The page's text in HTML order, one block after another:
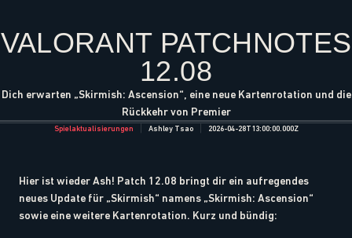
VALORANT PATCHNOTES
12.08
Dich erwarten „Skirmish: Ascension“, eine neue Kartenrotation und die
Rückkehr von Premier
Spielaktualisierungen Ashley Tsao 2026-04-28T13:00:00.000Z
Hier ist wieder Ash! Patch 12.08 bringt dir ein aufregendes
neues Update für „Skirmish“ namens „Skirmish: Ascension“
sowie eine weitere Kartenrotation. Kurz und bündig: